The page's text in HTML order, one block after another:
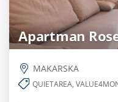
Apartman
MAKARSKA
QUIETAREA,